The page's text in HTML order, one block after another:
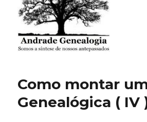
Como montar
Genealógica ( IV